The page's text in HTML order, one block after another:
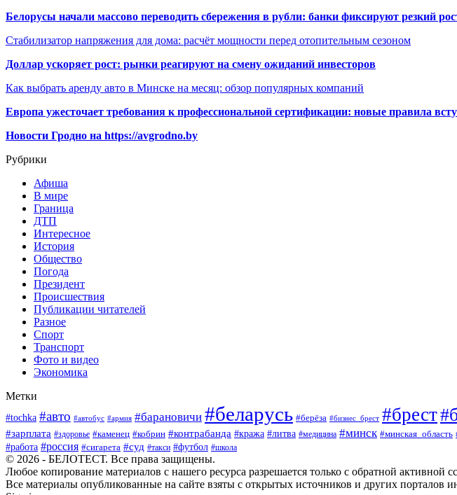
Белорусы начали массово переводить сбережения в рубли: банки фиксируют резкий
Стабилизатор напряжения для дома: расчёт мощности перед отопительным сезоном
Доллар ускоряет рост: рынки реагируют на смену ожиданий инвесторов
Как выбрать аренду авто в Минске на месяц: обзор популярных компаний
Европа ужесточает требования к профессиональной сертификации: новые правила
Новости Гродно на https://avgrodno.by
Рубрики
Афиша
В мире
Граница
ДТП
Интересное
История
Общество
Погода
Президент
Происшествия
Публикации читателей
Разное
Спорт
Транспорт
Фото и видео
Экономика
Метки
#tochka #авто #автобус #армия #барановичи #беларусь #берёза #бизнес_брест #брест
#зарплата #здоровье #каменец #кобрин #контрабанда #кража #литва #медицина #минск #минская_область
#работа #россия #сигарета #суд #такси #футбол #школа
© 2026 - БЕЛОТЕСТ. Все права защищены.
Любое копирование материалов с нашего ресурса разрешается только с обратной активной
Все материалы опубликованные на сайте взяты с открытых источников и других порталов